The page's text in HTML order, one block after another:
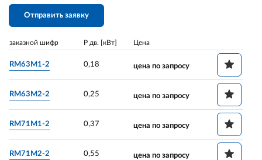
Отправить заявку
заказной шифр P дв. [кВт] Цена
RM63M1-2 0,18 цена по запросу
RM63M2-2 0,25 цена по запросу
RM71M1-2 0,37 цена по запросу
RM71M2-2 0,55 цена по запросу